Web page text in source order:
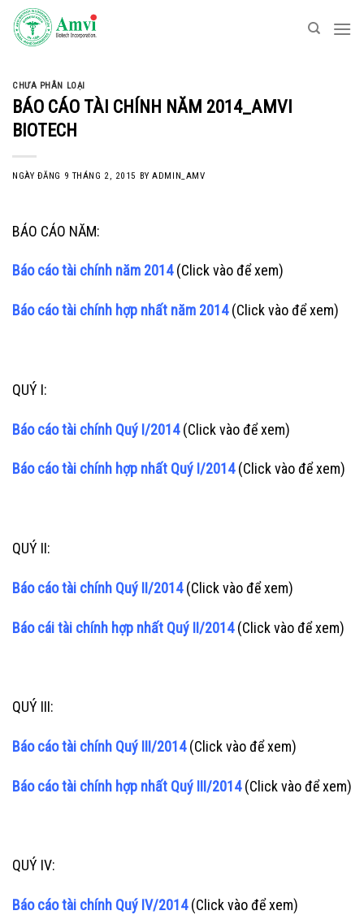
Skip
content
CHƯA PHÂN LOẠI
BÁO CÁO TÀI CHÍNH NĂM 2014_AMVI
BIOTECH
NGÀY ĐĂNG 9 THÁNG 2, 2015 BYADMIN_AMV
BÁO CÁO NĂM:
Báo cáo tài chính năm 2014(Click vào để xem)
Báo cáo tài chính hợp nhất năm 2014(Click vào để xem)
QUÝ I:
Báo cáo tài chính Quý I/2014(Click vào để xem)
Báo cáo tài chính hợp nhất Quý I/2014(Click vào để xem)
QUÝ II:
Báo cáo tài chính Quý II/2014(Click vào để xem)
Báo cái tài chính hợp nhất Quý II/2014(Click vào để xem)
QUÝ III:
Báo cáo tài chính Quý III/2014 (Click vào để xem)
Báo cáo tài chính hợp nhất Quý III/2014(Click vào để xem)
QUÝ IV:
Báo cáo tài chính Quý IV/2014(Click vào để xem)